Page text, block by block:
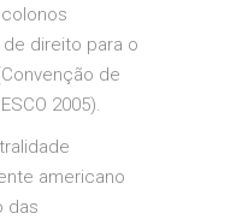
direito para o
de
2005).
americano
das